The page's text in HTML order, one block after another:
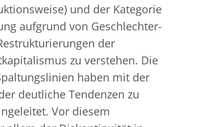
und der Kategorie
aufgrund von Geschlechter-
der
zu verstehen. Die
haben mit der
deutliche Tendenzen zu
Vor diesem